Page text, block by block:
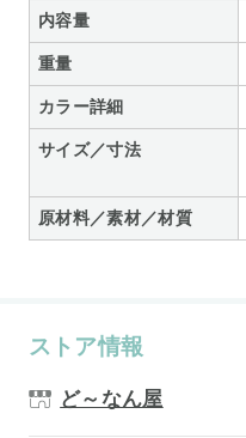
内容量
重量
カラー詳細
サイズ／寸法
原材料／素材／材質
ストア情報
ど～なん屋